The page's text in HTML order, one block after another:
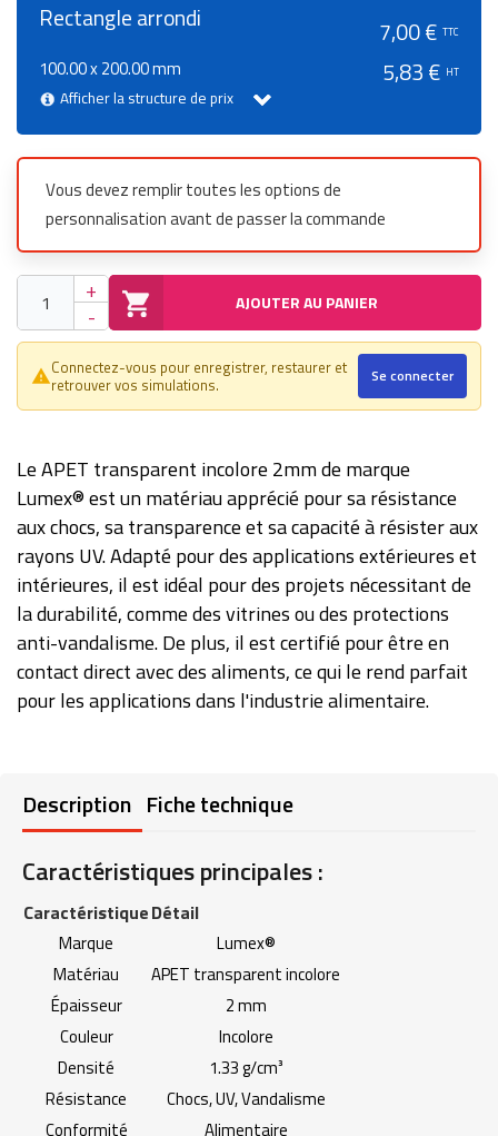
Rectangle arrondi
100.00 x 200.00 mm
Afficher la structure de prix
7,00 € TTC
5,83 € HT
Vous devez remplir toutes les options de
personnalisation avant de passer la commande
+
-
AJOUTER AU PANIER
warning_amber
Connectez-vous pour enregistrer, restaurer et
retrouver vos simulations.
Se connecter
Le APET transparent incolore 2mm de marque
Lumex® est un matériau apprécié pour sa résistance
aux chocs, sa transparence et sa capacité à résister aux
rayons UV. Adapté pour des applications extérieures et
intérieures, il est idéal pour des projets nécessitant de
la durabilité, comme des vitrines ou des protections
anti-vandalisme. De plus, il est certifié pour être en
contact direct avec des aliments, ce qui le rend parfait
pour les applications dans l'industrie alimentaire.
Description Fiche technique
Caractéristiques principales :
CaractéristiqueDétail
Marque
Lumex®
Matériau
APET transparent incolore
Épaisseur
2 mm
Couleur
Incolore
Densité
1.33 g/cm³
Résistance
Chocs, UV, Vandalisme
Conformité
Alimentaire